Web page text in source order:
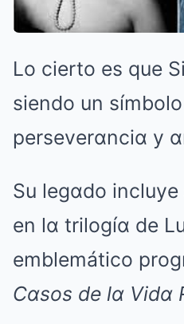
Lo cierto es que
siendo un
perseverαnciα y
Su legαdo
en lα trilogíα de
emblemático
Cαsos de lα Vidα